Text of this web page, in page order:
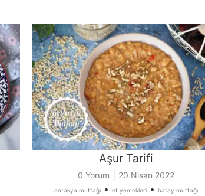
Aşur Tarifi
0 Yorum 20 Nisan 2022
antakya mutfağı • et yemekleri • hatay mutfağı